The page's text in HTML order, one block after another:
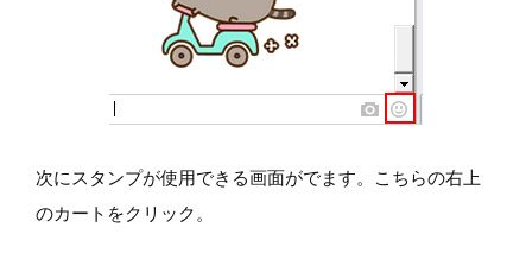
次にスタンプが使用できる画面がでます。こちらの右上
のカートをクリック。